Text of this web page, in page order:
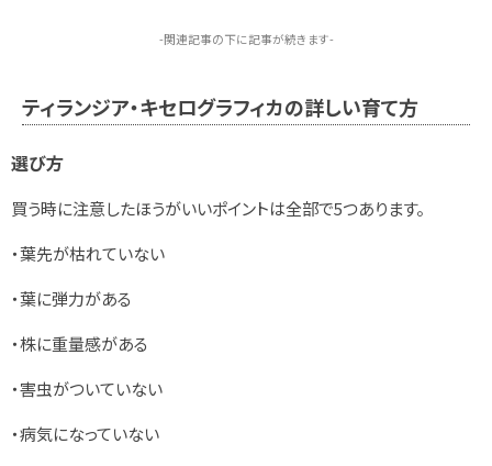
-関連記事の下に記事が続きます-
ティランジア・キセログラフィカの詳しい育て方
選び方
買う時に注意したほうがいいポイントは全部で5つあります。
・葉先が枯れていない
・葉に弾力がある
・株に重量感がある
・害虫がついていない
・病気になっていない